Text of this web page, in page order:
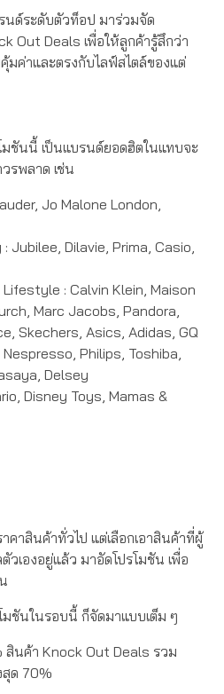
นด์ระดับตัวท็อป มาร่วมจัด
Out Deals เพื่อให้ลูกค้ารู้สึกว่า
มค่าและตรงกับไลฟ์สไตล์ของแต่
ชันนี้ เป็นแบรนด์ยอดฮิตในแทบจะ
รพลาด เช่น
Jo Malone London,
Jubilee, Dilavie, Prima, Casio,
: Calvin Klein, Maison
Marc Jacobs, Pandora,
Skechers, Asics, Adidas, GQ
Philips, Toshiba,
Delsey
Disney Toys, Mamas &
คาสินค้าทั่วไป แต่เลือกเอาสินค้าที่ผู้
วเองอยู่แล้ว มาอัดโปรโมชัน เพื่อ
มชันในรอบนี้ ก็จัดมาแบบเต็ม ๆ
นค้า Knock Out Deals รวม
สุด 70%